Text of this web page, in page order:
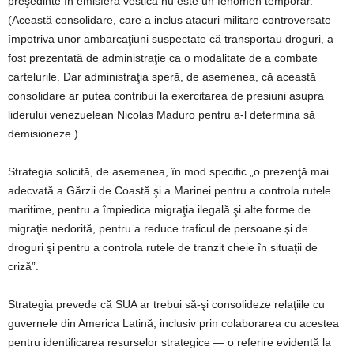
(Această consolidare, care a inclus atacuri militare controversate
împotriva unor ambarcaţiuni suspectate că transportau droguri, a
fost prezentată de administraţie ca o modalitate de a combate
cartelurile. Dar administraţia speră, de asemenea, că această
consolidare ar putea contribui la exercitarea de presiuni asupra
liderului venezuelean Nicolas Maduro pentru a-l determina să
demisioneze.)
Strategia solicită, de asemenea, în mod specific „o prezenţă mai
adecvată a Gărzii de Coastă şi a Marinei pentru a controla rutele
maritime, pentru a împiedica migraţia ilegală şi alte forme de
migraţie nedorită, pentru a reduce traficul de persoane şi de
droguri şi pentru a controla rutele de tranzit cheie în situaţii de
criză”.
Strategia prevede că SUA ar trebui să-şi consolideze relaţiile cu
guvernele din America Latină, inclusiv prin colaborarea cu acestea
pentru identificarea resurselor strategice — o referire evidentă la